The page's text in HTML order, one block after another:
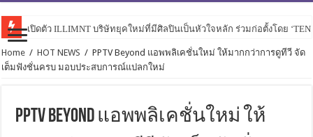
เปิดตัว ILLIMNT บริษัทยุคใหม่ที่มีศิลปินเป็นหัวใจหลัก ร่วมก่อตั้งโดย
PERSES เปิดเกมสุดเดือดใน “ไม่แพ้ใคร (Hotter than ur X)” ดึง URBOYTJ
Home / HOT NEWS / PPTV Beyond แอพพลิเคชั่นใหม่ ให้มากกว่าการดูทีวี จัด
เต็มฟังชั่นครบ มอบประสบการณ์แปลกใหม่
PPTV Beyond แอพพลิเคชั่นใหม่ ให้